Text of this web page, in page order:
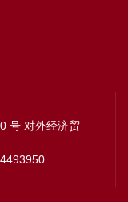
号 对外经济贸